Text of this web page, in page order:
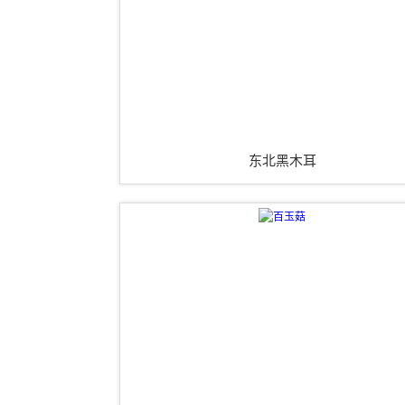
东北黑木耳